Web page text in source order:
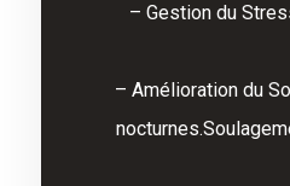
– Gestion du
– Amélioration du